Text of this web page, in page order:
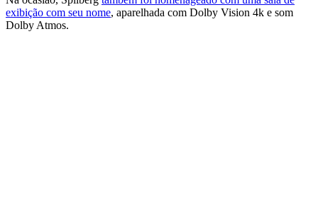
exibição com seu nome, aparelhada com Dolby Vision 4k e som
Dolby Atmos.